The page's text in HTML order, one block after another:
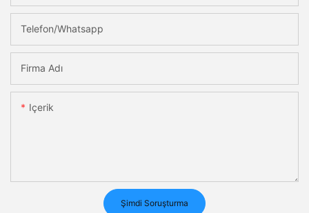
Telefon/whatsapp
Firma Adı
Içerik
Şimdi Soruşturma